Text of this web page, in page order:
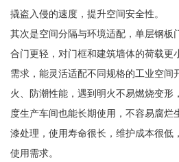
撬盗入侵的速度，提升空间安全性。
其次是空间分隔与环境适配，单层钢板
合门更轻，对门框和建筑墙体的荷载更
需求，能灵活适配不同规格的工业空间
火、防潮性能，遇到明火不易燃烧变形
度生产车间也能长期使用，不容易腐烂
漆处理，使用寿命很长，维护成本很低
使用需求。